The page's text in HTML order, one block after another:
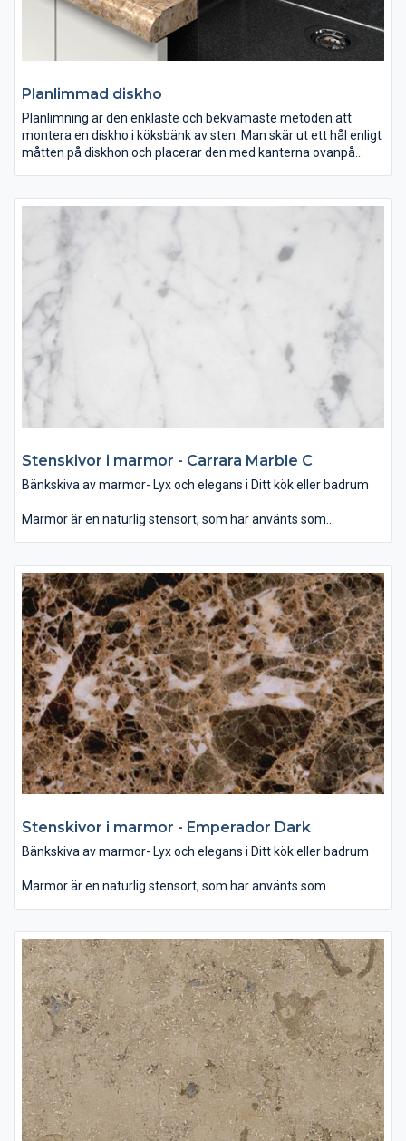
Planlimmad diskho
Planlimning är den enklaste och bekvämaste metoden att
montera en diskho i köksbänk av sten. Man skär ut ett hål enligt
måtten på diskhon och placerar den med kanterna ovanpå
Här kan man inte fräsa in räfflor för avrinning dock kan
monteringen göras enkelt av kunden själv.
Stenskivor i marmor - Carrara Marble C
Bänkskiva av marmor- Lyx och elegans i Ditt kök eller badrum
Marmor är en naturlig stensort, som har använts som
samband med rätt belysning ger ett mjukt och lyxigt intryck.
Som dekoration kan man använda marmor som
designelement på öppna spisen eller som fönsterbräda. Det
finns ett brett utbud av färg och mönster när det gäller marmor
– allt mellan ljusvita till svarta, randiga och prickiga. Vanligen är
mörka färger starkare än ljusa och dessutom mindre porösa,
vilket gör den tåligare för repor och fläckar. Behandling av sten
med speciella medel hjälper att skydda bänkskivan mot fläckar
och hålla dess fina glans.
Stenskivor i marmor - Emperador Dark
Bänkskiva av marmor- Lyx och elegans i Ditt kök eller badrum
Marmor är en naturlig stensort, som har använts som
samband med rätt belysning ger ett mjukt och lyxigt intryck.
Som dekoration kan man använda marmor som
designelement på öppna spisen eller som fönsterbräda. Det
finns ett brett utbud av färg och mönster när det gäller marmor
– allt mellan ljusvita till svarta, randiga och prickiga. Vanligen är
mörka färger starkare än ljusa och dessutom mindre porösa,
vilket gör den tåligare för repor och fläckar. Behandling av sten
med speciella medel hjälper att skydda bänkskivan mot fläckar
och hålla dess fina glans.